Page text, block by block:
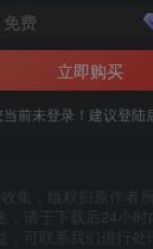
免费
立即购买
当前未登录！建议登陆
集，版权归原作者
，请于下载后24小
可联系我们进行处